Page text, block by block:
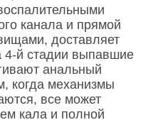
канала и прямой
доставляет
4-й стадии выпавшие
анальный
когда механизмы
все может
кала и полной